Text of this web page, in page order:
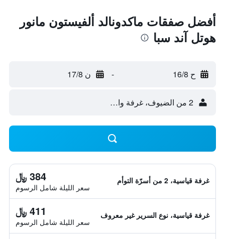
أفضل صفقات ماكدونالد ألفيستون مانور
هوتل آند سبا
ح 16/8 - ن 17/8
2 من الضيوف، غرفة واحدة
غرفة قياسية، 2 من أسرّة التوأم 384 ﷼
سعر الليلة شامل الرسوم
غرفة قياسية، نوع السرير غير معروف 411 ﷼
سعر الليلة شامل الرسوم